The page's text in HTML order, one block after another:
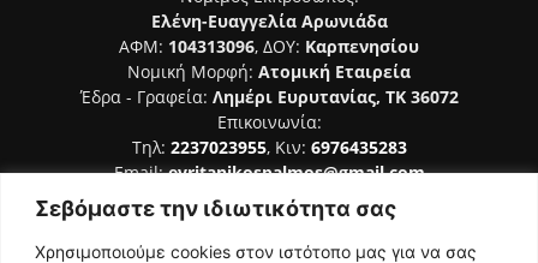
Σεβόμαστε την ιδιωτικότητα σας
Χρησιμοποιούμε cookies στον ιστότοπο μας για να σας
Ελένη-Ευαγγελία Αρωνιάδα
ΑΦΜ: 104313096, ΔΟΥ: Καρπενησίου
Νομική Μορφή: Ατομική Εταιρεία
Έδρα - Γραφεία: Λημέρι Ευρυτανίας, ΤΚ 36072
Επικοινωνία:
Τηλ: 2237023955, Κιν: 6976435283
Email:evritanikospalmos@gmail.com
Αριθμός Πιστοποίησης Μ.Η.Τ. 242044